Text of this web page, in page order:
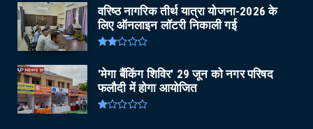
वरिष्ठ नागरिक तीर्थ यात्रा योजना-2026 के
लिए ऑनलाइन लॉटरी निकाली गई
'मेगा बैंकिंग शिविर' 29 जून को नगर परिषद
फलौदी में होगा आयोजित